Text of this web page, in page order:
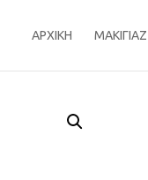
ΑΡΧΙΚΉ ΜΑΚΙΓΙΆΖ